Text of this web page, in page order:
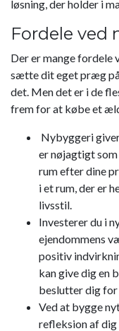
løsning, der holder i
Fordele ved
Der er mange fordele
sætte dit eget præg på
det. Men det er i de
frem for at købe et
Nybyggeri
er nøjagtigt som
rum efter dine
i et rum, der er
livsstil.
Investerer du i
ejendommens
positiv
kan give dig en
beslutter dig
Ved at bygge
refleksion af